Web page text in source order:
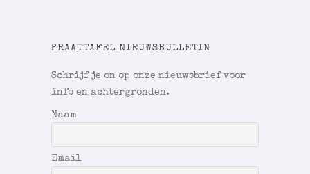
PRAATTAFEL NIEUWSBULLETIN
Schrijf je on op onze nieuwsbrief voor
info en achtergronden.
Naam
Email